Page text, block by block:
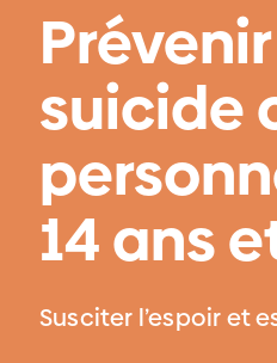
suicide
14 ans
Susciter l’espoir et